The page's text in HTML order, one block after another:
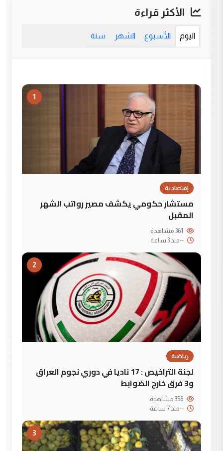
الأكثر قراءة
اليوم الأسبوع الشهر سنة
1
إقتصادية
مستشار حكومي يكشف مصير رواتب الشهر
المقبل
--منذ 3 ساعة
2
رياضية
لجنة التراخيص : 17 ناديا في دوري نجوم العراق
و3 فرق خارج الضوابط
--منذ 7 ساعة
3